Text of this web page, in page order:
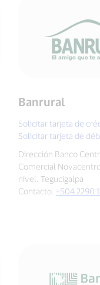
Banrural
Solicitar tarjeta de
Solicitar tarjeta de
Dirección Banco
Comercial
nivel. Tegucigalpa
Contacto: +504 2290